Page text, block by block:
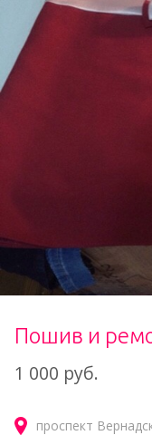
Пошив и
1 000 руб.
проспект